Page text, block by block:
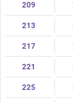
209
213
217
221
225